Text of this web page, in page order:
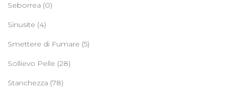
Seborrea (0)
Sinusite (4)
Smettere di Fumare (5)
Sollievo Pelle (28)
Stanchezza (78)